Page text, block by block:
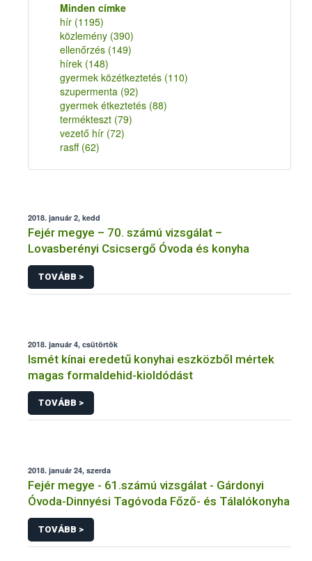
Minden címke
hír (1195)
közlemény (390)
ellenőrzés (149)
hírek (148)
gyermek közétkeztetés (110)
szupermenta (92)
gyermek étkeztetés (88)
termékteszt (79)
vezető hír (72)
rasff (62)
2018. január 2, kedd
Fejér megye – 70. számú vizsgálat –
Lovasberényi Csicsergő Óvoda és konyha
TOVÁBB >
2018. január 4, csütörtök
Ismét kínai eredetű konyhai eszközből mértek
magas formaldehid-kioldódást
TOVÁBB >
2018. január 24, szerda
Fejér megye - 61.számú vizsgálat - Gárdonyi
Óvoda-Dinnyési Tagóvoda Főző- és Tálalókonyha
TOVÁBB >